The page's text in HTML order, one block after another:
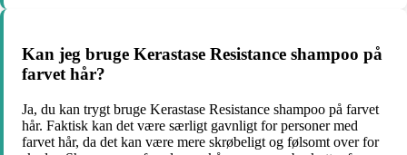
Kan jeg bruge Kerastase Resistance shampoo på
farvet hår?
Ja, du kan trygt bruge Kerastase Resistance shampoo på farvet
hår. Faktisk kan det være særligt gavnligt for personer med
farvet hår, da det kan være mere skrøbeligt og følsomt over for